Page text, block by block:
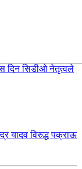
दिन सिडीओ नेतृत्वले
यादव विरुद्ध पक्राऊ